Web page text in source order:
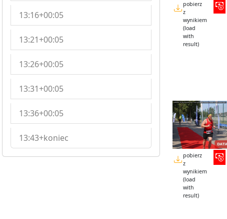
13:16+00:05
13:21+00:05
13:26+00:05
13:31+00:05
13:36+00:05
13:43+koniec
pobierz
z
wynikiem
(load
with
result)
pobierz
z
wynikiem
(load
with
result)